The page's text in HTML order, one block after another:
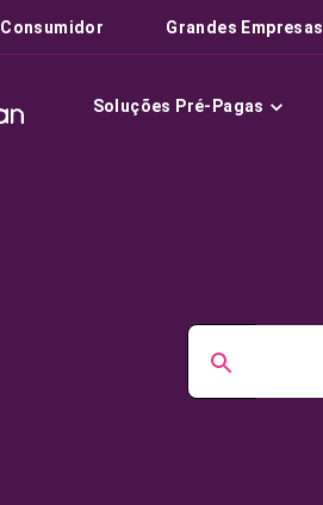
Consumidor Grandes Empresas
Soluções Pré-Pagas